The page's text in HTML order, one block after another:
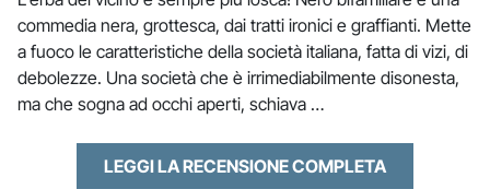
commedia nera, grottesca, dai tratti ironici e graffianti. Mette
a fuoco le caratteristiche della società italiana, fatta di vizi, di
debolezze. Una società che è irrimediabilmente disonesta,
ma che sogna ad occhi aperti, schiava …
LEGGI LA RECENSIONE COMPLETA